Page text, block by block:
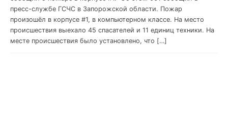
пресс-службе ГСЧС в Запорожской области. Пожар
произошёл в корпусе #1, в компьютерном классе. На место
происшествия выехало 45 спасателей и 11 единиц техники. На
месте происшествия было установлено, что […]